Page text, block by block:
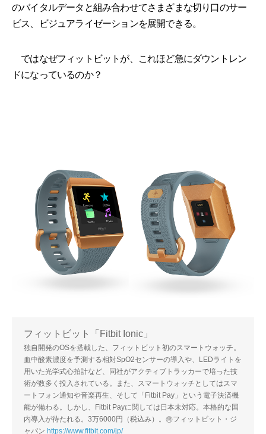
のバイタルデータと組み合わせてさまざまな切り口のサー
ビス、ビジュアライゼーションを展開できる。
ではなぜフィットビットが、これほど急にダウントレン
ドになっているのか？
フィットビット「Fitbit Ionic」
独自開発のOSを搭載した、フィットビット初のスマートウォッチ。
血中酸素濃度を予測する相対SpO2センサーの導入や、LEDライトを
用いた光学式心拍計など、同社がアクティブトラッカーで培った技
術が数多く投入されている。また、スマートウォッチとしてはスマ
ートフォン通知や音楽再生、そして「Fitbit Pay」という電子決済機
能が備わる。しかし、Fitbit Payに関しては日本未対応。本格的な国
内導入が待たれる。3万6000円（税込み）。㉄フィットビット・ジ
ャパン https://www.fitbit.com/jp/